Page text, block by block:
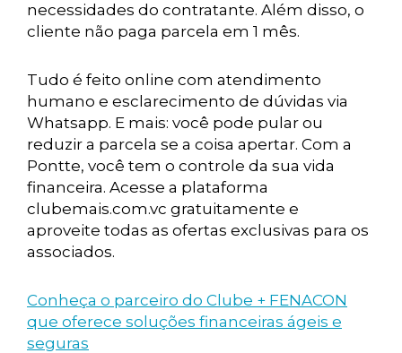
necessidades do contratante. Além disso, o
cliente não paga parcela em 1 mês.
Tudo é feito online com atendimento
humano e esclarecimento de dúvidas via
Whatsapp. E mais: você pode pular ou
reduzir a parcela se a coisa apertar. Com a
Pontte, você tem o controle da sua vida
financeira. Acesse a plataforma
clubemais.com.vc gratuitamente e
aproveite todas as ofertas exclusivas para os
associados.
Conheça o parceiro do Clube + FENACON
que oferece soluções financeiras ágeis e
seguras